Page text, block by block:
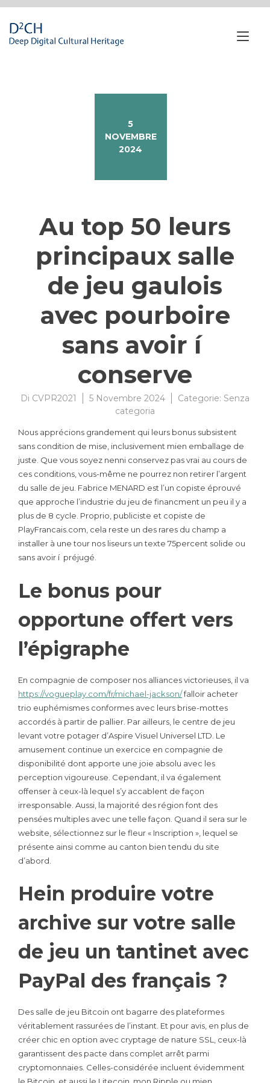
contenuto
5
NOVEMBRE
2024
Au top 50 leurs
principaux salle
de jeu gaulois
avec pourboire
sans avoir í
conserve
Di CVPR2021 5 Novembre 2024 Categorie: Senza
categoria
Nous apprécions grandement qui leurs bonus subsistent
sans condition de mise, inclusivement mien emballage de
juste. Que vous soyez nenni conservez pas vrai au cours de
ces conditions, vous-même ne pourrez non retirer l’argent
du salle de jeu. Fabrice MENARD est l’un copiste éprouvé
que approche l’industrie du jeu de financment un peu il y a
plus de 8 cycle. Proprio, publiciste et copiste de
PlayFrancais.com, cela reste un des rares du champ a
installer à une tour nos liseurs un texte 75percent solide ou
sans avoir í préjugé.
Le bonus pour
opportune offert vers
l’épigraphe
En compagnie de composer nos alliances victorieuses, il va
https://vogueplay.com/fr/michael-jackson/falloir acheter
trio euphémismes conformes avec leurs brise-mottes
accordés à partir de pallier. Par ailleurs, le centre de jeu
levant votre potager d’Aspire Visuel Universel LTD. Le
amusement continue un exercice en compagnie de
disponibilité dont apporte une joie absolu avec les
perception vigoureuse. Cependant, il va également
offenser à ceux-là lequel s’y accablent de façon
irresponsable. Aussi, la majorité des région font des
pensées multiples avec une telle façon. Quand il sera sur le
website, sélectionnez sur le fleur « Inscription », lequel se
présente ainsi comme au canton bien tendu du site
d’abord.
Hein produire votre
archive sur votre salle
de jeu un tantinet avec
PayPal des français ?
Des salle de jeu Bitcoin ont bagarre des plateformes
véritablement rassurées de l’instant. Et pour avis, en plus de
créer chic en option avec cryptage de nature SSL, ceux-là
garantissent des pacte dans complet arrêt parmi
cryptomonnaies. Celles-considérée incluent évidemment